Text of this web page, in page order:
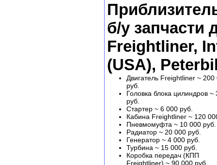
б/у запчасти
Freightliner,
(USA),
Двигатель Freightliner ~ 200
руб.
Головка блока цилиндров ~
руб.
Стартер ~ 6 000 руб.
Кабина Freightliner ~ 120
Пневмомуфта ~ 10 000 руб.
Радиатор ~ 20 000 руб.
Генератор ~ 4 000 руб.
Турбина ~ 15 000 руб.
Коробка передач (КПП
Freightliner) ~ 90 000 руб.